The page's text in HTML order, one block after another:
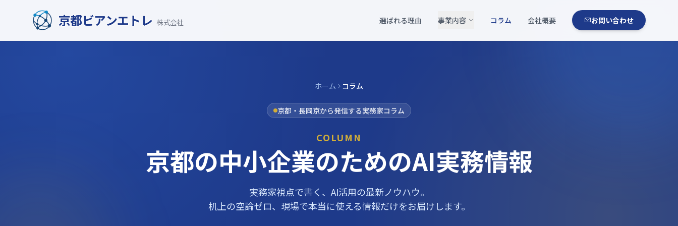
京都ビアンエトレ 株式会社 選ばれる理由 事業内容 コラム 会社概要 お問い合わせ
ホーム コラム
京都・長岡京から発信する実務家コラム
COLUMN
京都の中小企業のためのAI実務情報
実務家視点で書く、AI活用の最新ノウハウ。
机上の空論ゼロ、現場で本当に使える情報だけをお届けします。